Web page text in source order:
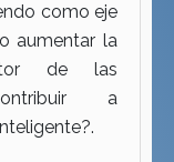
como eje
aumentar la
de las
a